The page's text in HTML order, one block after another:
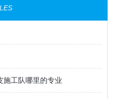
施工队哪里的专业